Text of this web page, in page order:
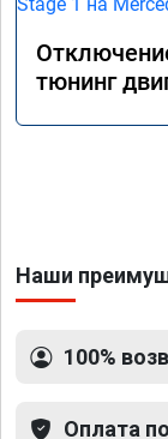
тюнинг
Наши
100%
Оплата